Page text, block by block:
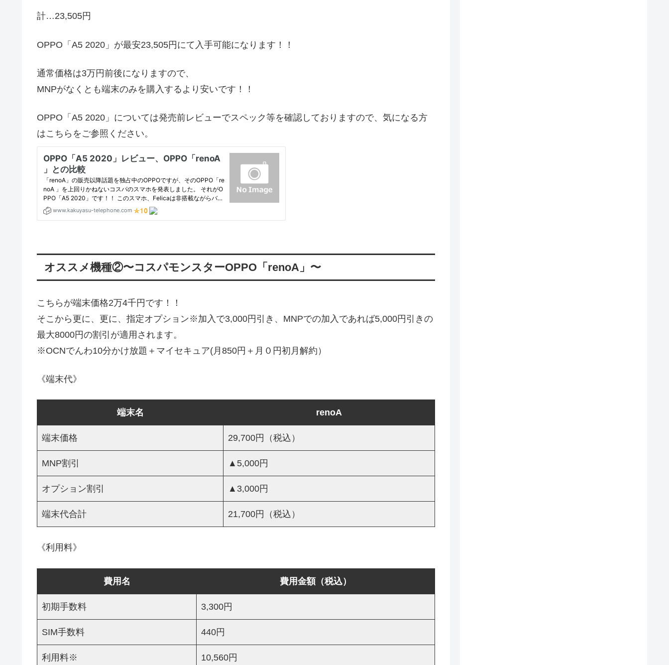
計…23,505円
OPPO「A5 2020」が最安23,505円にて入手可能になります！！
通常価格は3万円前後になりますので、
MNPがなくとも端末のみを購入するより安いです！！
OPPO「A5 2020」については発売前レビューでスペック等を確認しておりますので、気になる方
はこちらをご参照ください。
オススメ機種②〜コスパモンスターOPPO「renoA」〜
こちらが端末価格2万4千円です！！
そこから更に、更に、指定オプション※加入で3,000円引き、MNPでの加入であれば5,000円引きの
最大8000円の割引が適用されます。
※OCNでんわ10分かけ放題＋マイセキュア(月850円＋月０円初月解約）
《端末代》
端末名 renoA
端末価格 29,700円（税込）
MNP割引 ▲5,000円
オプション割引 ▲3,000円
端末代合計 21,700円（税込）
《利用料》
費用名 費用金額（税込）
初期手数料 3,300円
SIM手数料 440円
利用料※ 10,560円